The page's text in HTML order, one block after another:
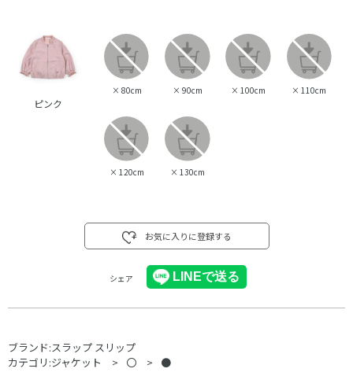
ピンク
× 80cm × 90cm × 100cm × 110cm
× 120cm × 130cm
お気に入りに登録する
シェア
ブランド:スラップ スリップ
カテゴリ:ジャケット 〇 ●